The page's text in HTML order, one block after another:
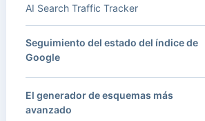
AI Search Traffic Tracker
Seguimiento del estado del índice de
Google
El generador de esquemas más
avanzado